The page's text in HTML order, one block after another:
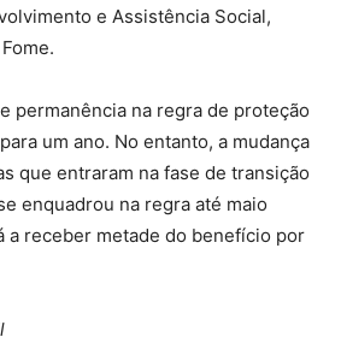
e Assistência Social,
permanência na regra de proteção
um ano. No entanto, a mudança
que entraram na fase de transição
enquadrou na regra até maio
a receber metade do benefício por